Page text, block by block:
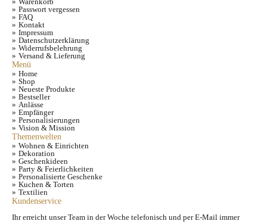
Passwort vergessen
FAQ
Kontakt
Impressum
Datenschutzerklärung
Widerrufsbelehrung
Versand & Lieferung
Menü
Home
Shop
Neueste Produkte
Bestseller
Anlässe
Empfänger
Personalisierungen
Vision & Mission
Themenwelten
Wohnen & Einrichten
Dekoration
Geschenkideen
Party & Feierlichkeiten
Personalisierte Geschenke
Kuchen & Torten
Textilien
Kundenservice
Ihr erreicht unser Team in der Woche telefonisch und per E-Mail immer